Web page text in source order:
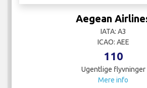
Aegean
IATA: A3
ICAO: AEE
110
Ugentlige flyvninger
Mere info